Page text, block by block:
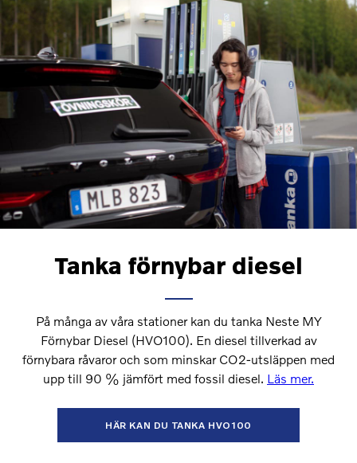
Tanka förnybar diesel
På många av våra stationer kan du tanka Neste MY
Förnybar Diesel (HVO100). En diesel tillverkad av
förnybara råvaror och som minskar CO2-utsläppen med
upp till 90 % jämfört med fossil diesel. Läs mer.
HÄR KAN DU TANKA HVO100